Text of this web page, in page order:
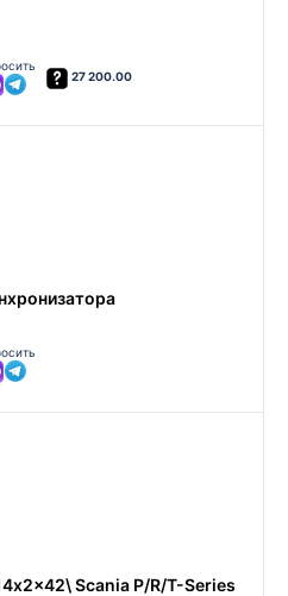
27 200.00
Scania P/R/T-Series